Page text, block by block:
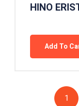
HINO
Add To
1